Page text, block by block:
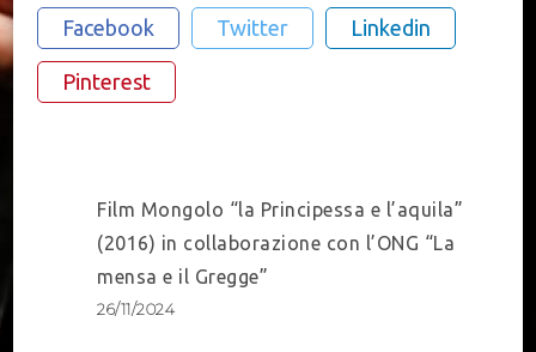
Facebook Twitter Linkedin
Pinterest
Post
Navigation
Film Mongolo “la Principessa e l’aquila”
(2016) in collaborazione con l’ONG “La
mensa e il Gregge”
26/11/2024